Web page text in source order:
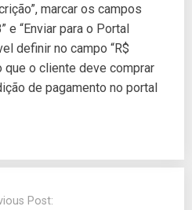
marcar os campos
e “Enviar para o Portal
definir no campo “R$
que o cliente deve comprar
de pagamento no portal
Post: